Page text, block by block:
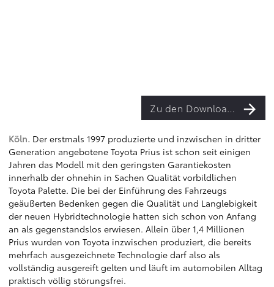
Zu den Downloads
Köln. Der erstmals 1997 produzierte und inzwischen in dritter
Generation angebotene Toyota Prius ist schon seit einigen
Jahren das Modell mit den geringsten Garantiekosten
innerhalb der ohnehin in Sachen Qualität vorbildlichen
Toyota Palette. Die bei der Einführung des Fahrzeugs
geäußerten Bedenken gegen die Qualität und Langlebigkeit
der neuen Hybridtechnologie hatten sich schon von Anfang
an als gegenstandslos erwiesen. Allein über 1,4 Millionen
Prius wurden von Toyota inzwischen produziert, die bereits
mehrfach ausgezeichnete Technologie darf also als
vollständig ausgereift gelten und läuft im automobilen Alltag
praktisch völlig störungsfrei.